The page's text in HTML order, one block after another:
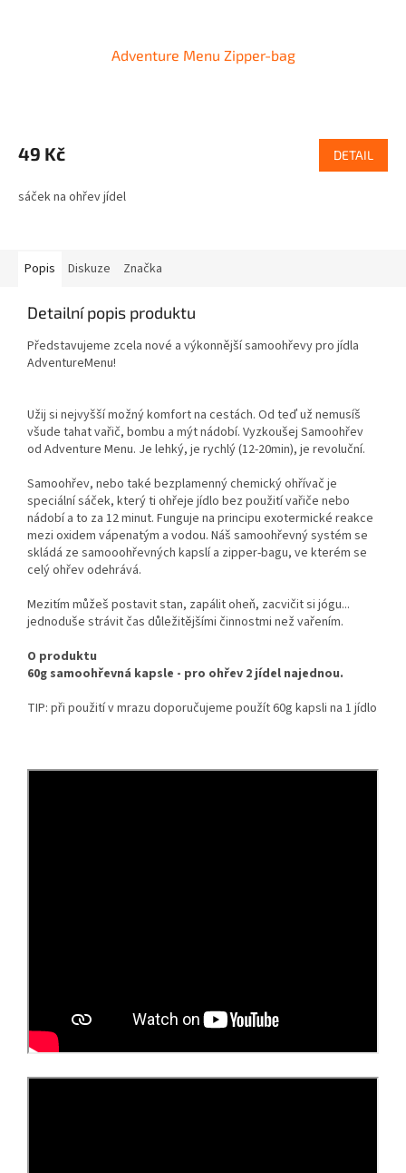
Adventure Menu Zipper-bag
49 Kč DETAIL
sáček na ohřev jídel
Popis Diskuze Značka
Detailní popis produktu
Představujeme zcela nové a výkonnější samoohřevy pro jídla
AdventureMenu!
Užij si nejvyšší možný komfort na cestách. Od teď už nemusíš
všude tahat vařič, bombu a mýt nádobí. Vyzkoušej Samoohřev
od Adventure Menu. Je lehký, je rychlý (12-20min), je revoluční.
Samoohřev, nebo také bezplamenný chemický ohřívač je
speciální sáček, který ti ohřeje jídlo bez použití vařiče nebo
nádobí a to za 12 minut. Funguje na principu exotermické reakce
mezi oxidem vápenatým a vodou. Náš samoohřevný systém se
skládá ze samooohřevných kapslí a zipper-bagu, ve kterém se
celý ohřev odehrává.
Mezitím můžeš postavit stan, zapálit oheň, zacvičit si jógu...
jednoduše strávit čas důležitějšími činnostmi než vařením.
O produktu
60g samoohřevná kapsle - pro ohřev 2 jídel najednou.
TIP: při použití v mrazu doporučujeme použít 60g kapsli na 1 jídlo